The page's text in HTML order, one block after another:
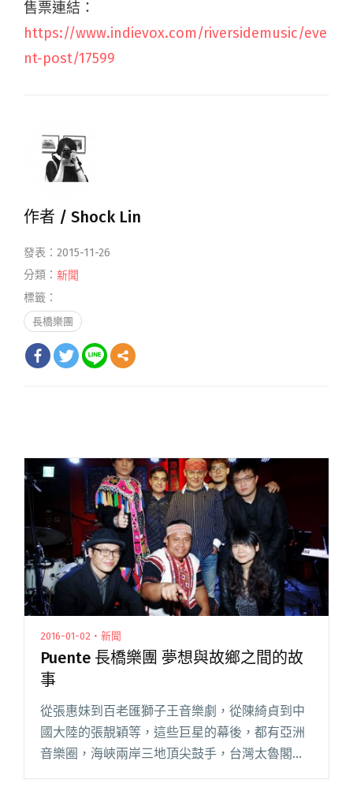
售票連結：
https://www.indievox.com/riversidemusic/eve
nt-post/17599
作者 / Shock Lin
發表：2015-11-26
分類： 新聞
標籤：
長橋樂團
2016-01-02・新聞
Puente 長橋樂團 夢想與故鄉之間的故
事
從張惠妹到百老匯獅子王音樂劇，從陳綺貞到中
國大陸的張靚穎等，這些巨星的幕後，都有亞洲
音樂圈，海峽兩岸三地頂尖鼓手，台灣太魯閣族
「李守信」老師高水準演出的身影。在經歷 30 年